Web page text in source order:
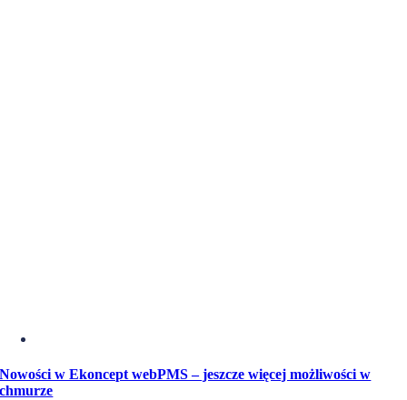
Nowości w Ekoncept webPMS – jeszcze więcej możliwości w
chmurze